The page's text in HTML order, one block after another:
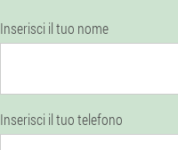
Inserisci il tuo nome
Inserisci il tuo telefono